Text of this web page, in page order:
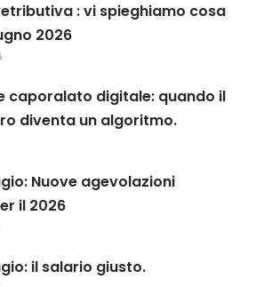
: vi spieghiamo cosa
2026
caporalato digitale: quando il
diventa un algoritmo.
Nuove agevolazioni
il 2026
il salario giusto.